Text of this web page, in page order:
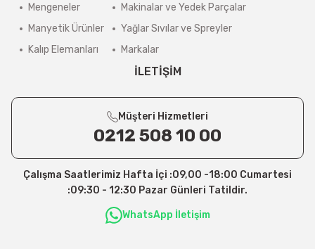
Mengeneler
Manyetik Ürünler
Kalıp Elemanları
Makinalar ve Yedek Parçalar
Yağlar Sıvılar ve Spreyler
Markalar
İLETİŞİM
Müşteri Hizmetleri
0212 508 10 00
Çalışma Saatlerimiz Hafta İçi :09,00 -18:00 Cumartesi
:09:30 - 12:30 Pazar Günleri Tatildir.
WhatsApp İletişim